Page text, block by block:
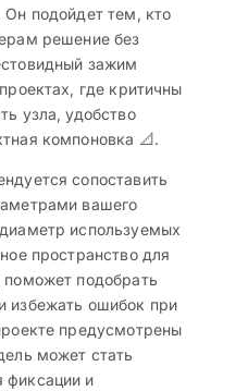
подойдет тем, кто
решение без
зажим
где критичны
узла, удобство
компоновка 📐.
сопоставить
вашего
используемых
пространство для
подобрать
избежать ошибок при
предусмотрены
может стать
и